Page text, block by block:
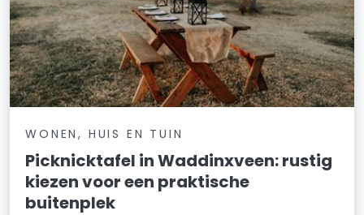
WONEN, HUIS EN TUIN
Picknicktafel in Waddinxveen: rustig
kiezen voor een praktische
buitenplek